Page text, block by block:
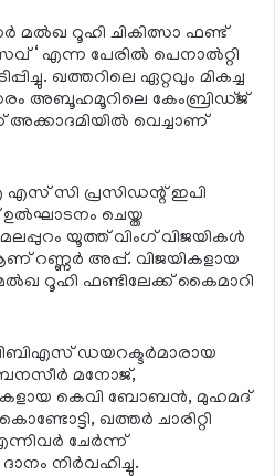
റൂഹി ചികിത്സാ ഫണ്ട്
‘ എന്ന പേരില്‍ പെനാല്‍റ്റി
ഖത്തറിലെ ഏറ്റവും മികച്ച
അബൂഹമൂറിലെ കേംബ്രിഡ്ജ്
വെച്ചാണ്
സി പ്രസിഡന്റ് ഇപി
ചെയ്ത
യൂത്ത് വിംഗ് വിജയികള്‍
അപ്പ്. വിജയികളായ
റൂഹി ഫണ്ടിലേക്ക് കൈമാറി
ഡയറക്ടര്‍മാരായ
മനോജ്,
കെവി ബോബന്‍, മുഹമദ്
ഖത്തര്‍ ചാരിറ്റി
ചേര്‍ന്ന്
നിര്‍വഹിച്ചു.